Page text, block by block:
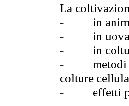
La
-
in
-
in
-
in
-
colture
-
effetti